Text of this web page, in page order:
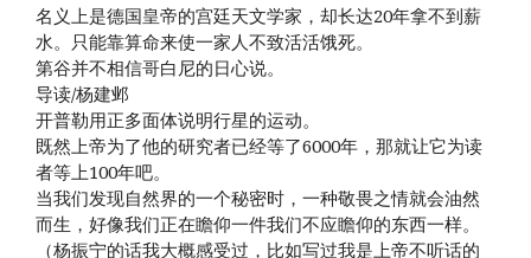
名义上是德国皇帝的宫廷天文学家，却长达20年拿不到薪
水。只能靠算命来使一家人不致活活饿死。
第谷并不相信哥白尼的日心说。
导读/杨建邺
开普勒用正多面体说明行星的运动。
既然上帝为了他的研究者已经等了6000年，那就让它为读
者等上100年吧。
当我们发现自然界的一个秘密时，一种敬畏之情就会油然
而生，好像我们正在瞻仰一件我们不应瞻仰的东西一样。
（杨振宁的话我大概感受过，比如写过我是上帝不听话的